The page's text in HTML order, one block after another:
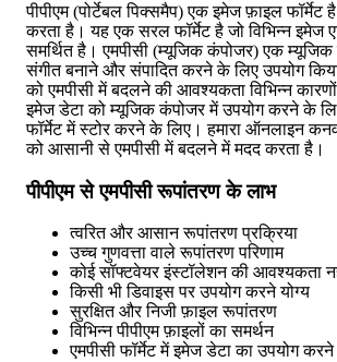
पीपीएम (पोर्टेबल पिक्समैप) एक इमेज फ़ाइल फॉर्मेट
करता है। यह एक सरल फॉर्मेट है जो विभिन्न इमेज
समर्थित है। एमपीसी (म्यूजिक कंपोजर) एक
संगीत बनाने और संपादित करने के लिए उपयोग
को एमपीसी में बदलने की आवश्यकता विभिन्न
इमेज डेटा को म्यूजिक कंपोजर में उपयोग करने के
फॉर्मेट में स्टोर करने के लिए। हमारा ऑनलाइन
को आसानी से एमपीसी में बदलने में मदद करता है।
पीपीएम से एमपीसी रूपांतरण के लाभ
त्वरित और आसान रूपांतरण प्रक्रिया
उच्च गुणवत्ता वाले रूपांतरण परिणाम
कोई सॉफ्टवेयर इंस्टॉलेशन की आवश्यकता
किसी भी डिवाइस पर उपयोग करने योग्य
सुरक्षित और निजी फ़ाइल रूपांतरण
विभिन्न पीपीएम फ़ाइलों का समर्थन
एमपीसी फॉर्मेट में इमेज डेटा का उपयोग करने